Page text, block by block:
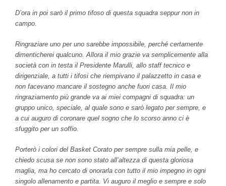
D’ora in poi sarò il primo tifoso di questa squadra seppur non in
campo.
Ringraziare uno per uno sarebbe impossibile, perché certamente
dimenticherei qualcuno. Allora il mio grazie va semplicemente alla
società con in testa il Presidente Marulli, allo staff tecnico e
dirigenziale, a tutti i tifosi che riempivano il palazzetto in casa e
non facevano mancare il sostegno anche fuori casa. Il mio
ringraziamento più grande va ai miei compagni di squadra: un
gruppo unico, speciale, al quale sono e sarò legato per sempre, e
a cui auguro di coronare quel sogno che lo scorso anno ci è
sfuggito per un soffio.
Porterò i colori del Basket Corato per sempre sulla mia pelle, e
chiedo scusa se non sono stato all’altezza di questa gloriosa
maglia, ma ho cercato di onorarla con tutto il mio impegno in ogni
singolo allenamento e partita. Vi auguro il meglio e sempre e solo